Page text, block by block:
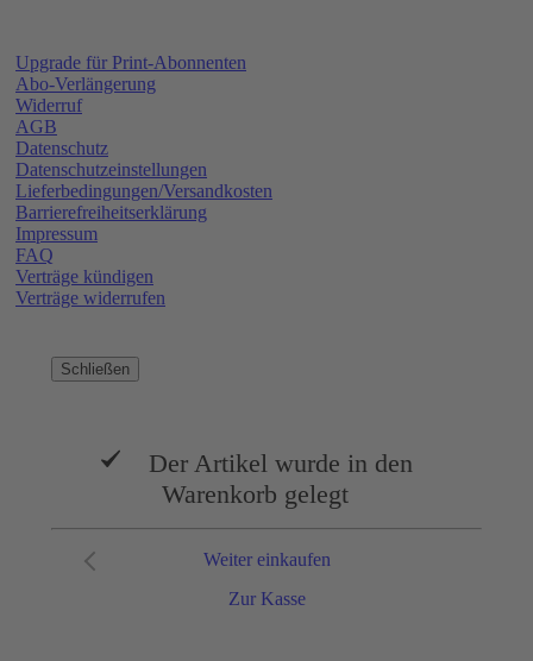
Upgrade für Print-Abonnenten
Abo-Verlängerung
Widerruf
AGB
Datenschutz
Datenschutzeinstellungen
Lieferbedingungen/Versandkosten
Barrierefreiheitserklärung
Impressum
FAQ
Verträge kündigen
Verträge widerrufen
Schließen
Der Artikel wurde in den
Warenkorb gelegt
Zur Kasse
Weiter einkaufen